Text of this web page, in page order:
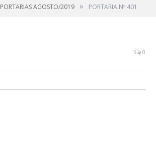
PORTARIAS AGOSTO/2019 » PORTARIA Nº 401
0